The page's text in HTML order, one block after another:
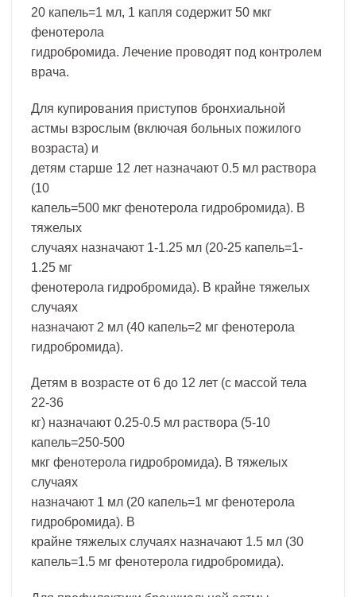
20 капель=1 мл, 1 капля содержит 50 мкг
фенотерола
гидробромида. Лечение проводят под контролем
врача.
Для купирования приступов бронхиальной
астмы взрослым (включая больных пожилого
возраста) и
детям старше 12 лет назначают 0.5 мл раствора
(10
капель=500 мкг фенотерола гидробромида). В
тяжелых
случаях назначают 1-1.25 мл (20-25 капель=1-
1.25 мг
фенотерола гидробромида). В крайне тяжелых
случаях
назначают 2 мл (40 капель=2 мг фенотерола
гидробромида).
Детям в возрасте от 6 до 12 лет (с массой тела
22-36
кг) назначают 0.25-0.5 мл раствора (5-10
капель=250-500
мкг фенотерола гидробромида). В тяжелых
случаях
назначают 1 мл (20 капель=1 мг фенотерола
гидробромида). В
крайне тяжелых случаях назначают 1.5 мл (30
капель=1.5 мг фенотерола гидробромида).